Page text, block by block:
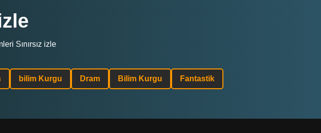
Sınırsız izle
bilim Kurgu Dram Bilim Kurgu Fantastik